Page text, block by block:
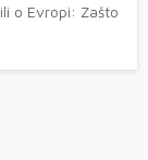
o Evropi: Zašto